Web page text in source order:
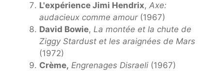
L'expérience Jimi Hendrix, Axe:
audacieux comme amour (1967)
David Bowie, La montée et la chute de
Ziggy Stardust et les araignées de Mars
(1972)
Crème, Engrenages Disraeli (1967)